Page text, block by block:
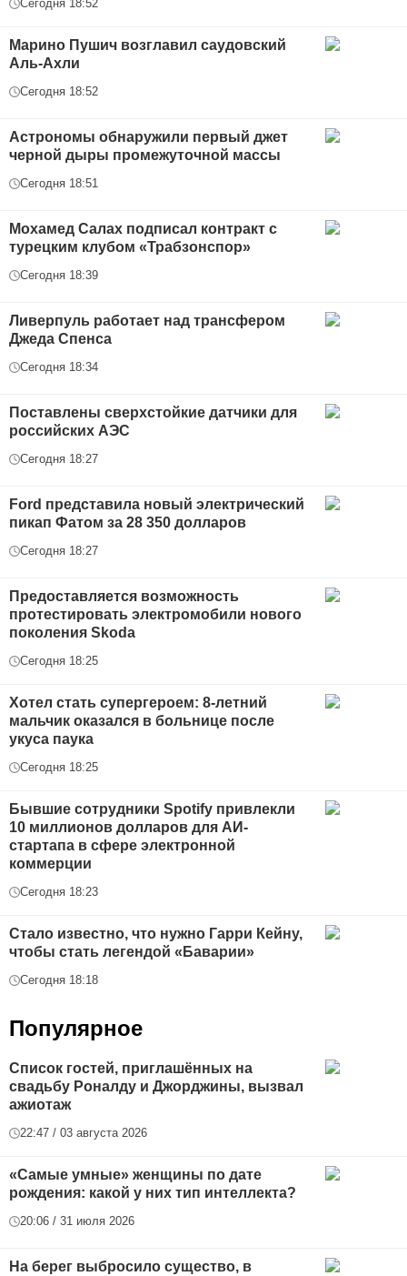
Сегодня 18:52
Марино Пушич возглавил саудовский
Аль-Ахли
Сегодня 18:52
Астрономы обнаружили первый джет
черной дыры промежуточной массы
Сегодня 18:51
Мохамед Салах подписал контракт с
турецким клубом «Трабзонспор»
Сегодня 18:39
Ливерпуль работает над трансфером
Джеда Спенса
Сегодня 18:34
Поставлены сверхстойкие датчики для
российских АЭС
Сегодня 18:27
Ford представила новый электрический
пикап Фатом за 28 350 долларов
Сегодня 18:27
Предоставляется возможность
протестировать электромобили нового
поколения Skoda
Сегодня 18:25
Хотел стать супергероем: 8-летний
мальчик оказался в больнице после
укуса паука
Сегодня 18:25
Бывшие сотрудники Spotify привлекли
10 миллионов долларов для АИ-
стартапа в сфере электронной
коммерции
Сегодня 18:23
Стало известно, что нужно Гарри Кейну,
чтобы стать легендой «Баварии»
Сегодня 18:18
Популярное
Список гостей, приглашённых на
свадьбу Роналду и Джорджины, вызвал
ажиотаж
22:47 / 03 августа 2026
«Самые умные» женщины по дате
рождения: какой у них тип интеллекта?
20:06 / 31 июля 2026
На берег выбросило существо, в